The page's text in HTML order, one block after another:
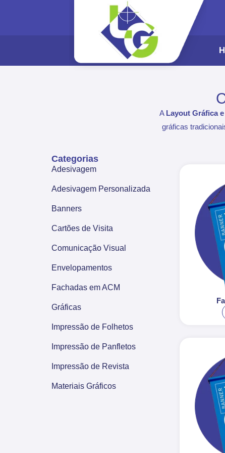
A Layout Gráfica
gráficas
Categorias
Adesivagem
Adesivagem Personalizada
Banners
Cartões de Visita
Comunicação Visual
Envelopamentos
Fachadas em ACM
Gráficas
Impressão de Folhetos
Impressão de Panfletos
Impressão de Revista
Materiais Gráficos